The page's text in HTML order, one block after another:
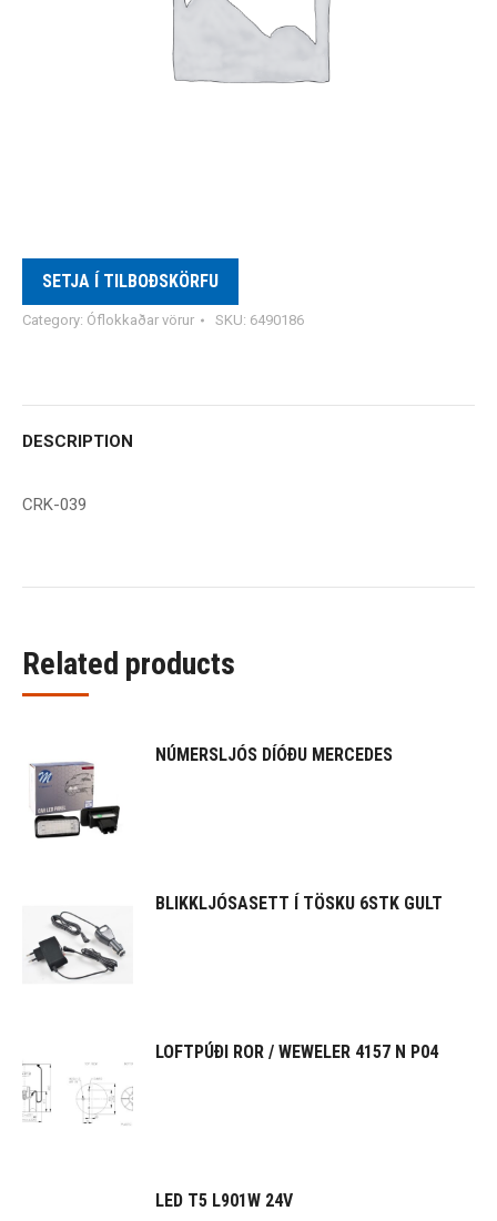
SETJA Í TILBOÐSKÖRFU
Category: Óflokkaðar vörur SKU: 6490186
DESCRIPTION
CRK-039
Related products
NÚMERSLJÓS DÍÓÐU MERCEDES
BLIKKLJÓSASETT Í TÖSKU 6STK GULT
LOFTPÚÐI ROR / WEWELER 4157 N P04
LED T5 L901W 24V